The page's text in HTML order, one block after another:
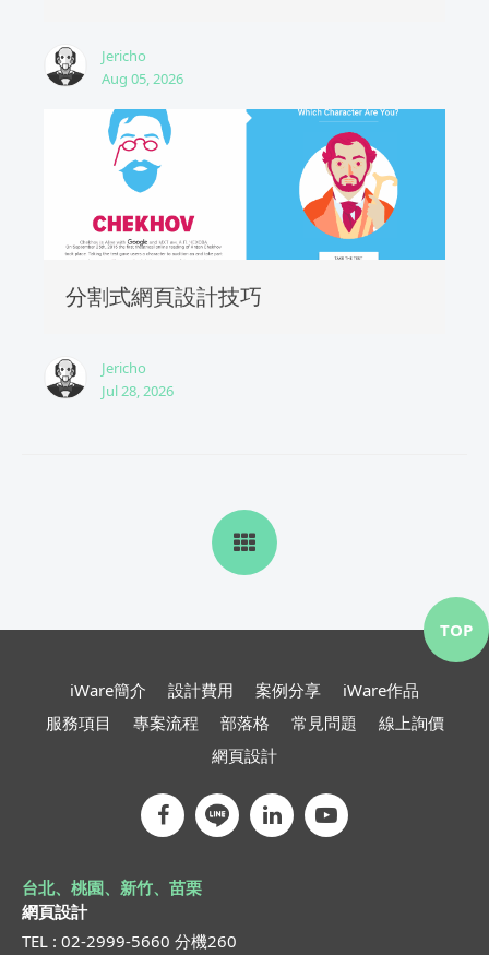
Jericho
Aug 05, 2026
分割式網頁設計技巧
Jericho
Jul 28, 2026
iWare簡介 設計費用 案例分享
iWare作品
服務項目
專案流程 部落格 常見問題
線上詢價
網頁設計
台北、桃園、新竹、苗栗
網頁設計
TEL : 02-2999-5660 分機260
TOP